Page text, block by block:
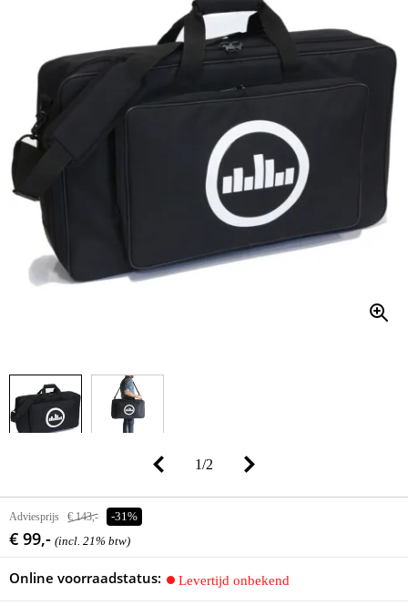
1/2
Adviesprijs € 143,- -31%
€ 99,- (incl. 21% btw)
Online voorraadstatus: Levertijd onbekend